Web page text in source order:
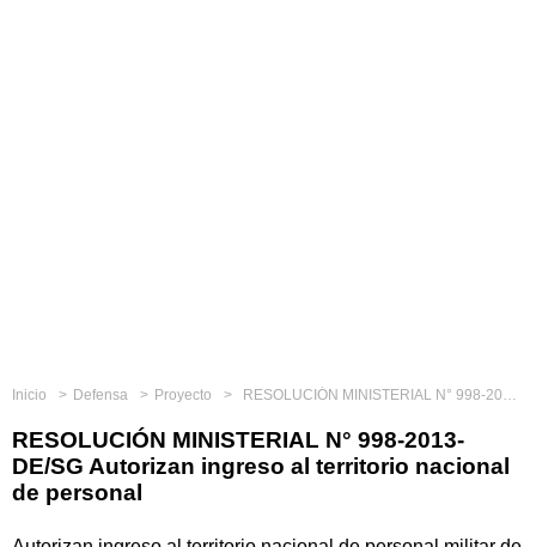
Inicio Defensa Proyecto RESOLUCIÓN MINISTERIAL N° 998-2013-DE/SG Autorizan ingreso al territorio nacional de personal
RESOLUCIÓN MINISTERIAL N° 998-2013-
DE/SG Autorizan ingreso al territorio nacional
de personal